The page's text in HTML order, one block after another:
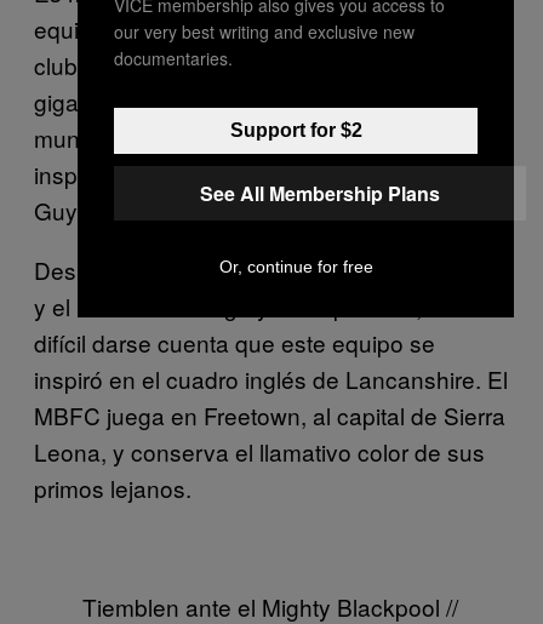
equipos como el Santos de Brasil. Como el
club donde Pelé y Neymar se formaron, el
gigante brasileño ya le han dado suficiente al
mundo del futbol. Como si fuera poco ha
inspirado a equipos en Costa Rica, Angola,
Guyana, y Estonia.
Después de ver el uniforme color mandarina
y el nombre del Mighty Blackpool FC, no es
difícil darse cuenta que este equipo se
inspiró en el cuadro inglés de Lancanshire. El
MBFC juega en Freetown, al capital de Sierra
Leona, y conserva el llamativo color de sus
primos lejanos.
Tiemblen ante el Mighty Blackpool //
our very best writing and exclusive new
documentaries.
Support for $2
See All Membership Plans
Or, continue for free